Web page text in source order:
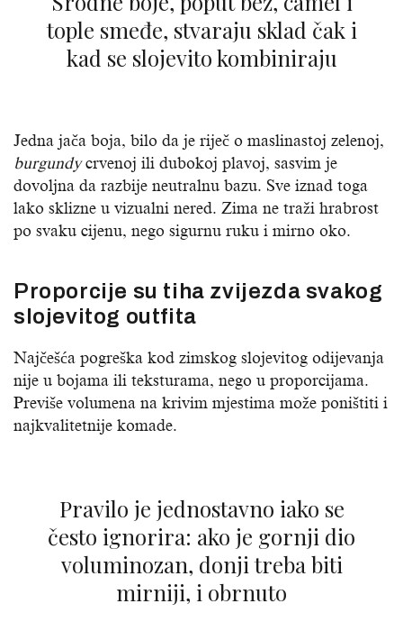
tople smeđe, stvaraju sklad čak i
kad se slojevito kombiniraju
Jedna jača boja, bilo da je riječ o maslinastoj zelenoj,
burgundycrvenoj ili dubokoj plavoj, sasvim je
dovoljna da razbije neutralnu bazu. Sve iznad toga
lako sklizne u vizualni nered. Zima ne traži hrabrost
po svaku cijenu, nego sigurnu ruku i mirno oko.
Proporcije su tiha zvijezda svakog
slojevitog outfita
Najčešća pogreška kod zimskog slojevitog odijevanja
nije u bojama ili teksturama, nego u proporcijama.
Previše volumena na krivim mjestima može poništiti i
najkvalitetnije komade.
Pravilo je jednostavno iako se
često ignorira: ako je gornji dio
voluminozan, donji treba biti
mirniji, i obrnuto